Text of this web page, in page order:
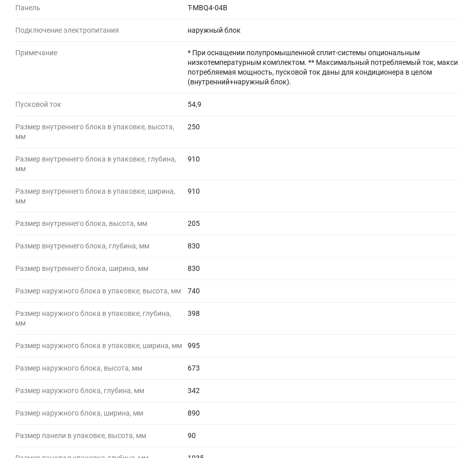
Панель T-MBQ4-04B
Подключение электропитания наружный блок
Примечание
* При оснащении полупромышленной сплит-системы опциональным
низкотемпературным комплектом. ** Максимальный потребляемый ток,
потребляемая мощность, пусковой ток даны для кондиционера в целом
(внутренний+наружный блок).
Пусковой ток 54,9
Размер внутреннего блока в упаковке, высота,
мм
250
Размер внутреннего блока в упаковке, глубина,
мм
910
Размер внутреннего блока в упаковке, ширина,
мм
910
Размер внутреннего блока, высота, мм 205
Размер внутреннего блока, глубина, мм 830
Размер внутреннего блока, ширина, мм 830
Размер наружного блока в упаковке, высота, мм 740
Размер наружного блока в упаковке, глубина,
мм
398
Размер наружного блока в упаковке, ширина, мм 995
Размер наружного блока, высота, мм 673
Размер наружного блока, глубина, мм 342
Размер наружного блока, ширина, мм 890
Размер панели в упаковке, высота, мм 90